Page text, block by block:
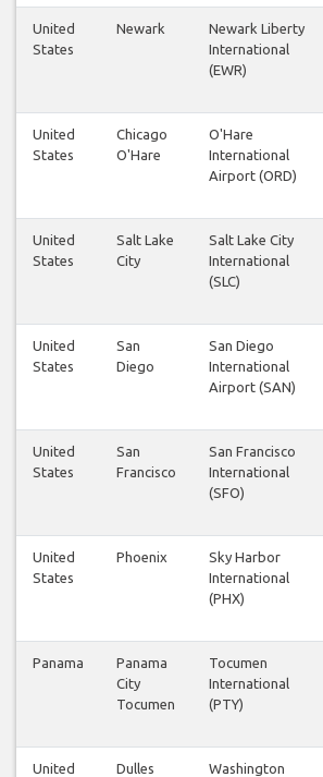
United
States
Newark
Newark Liberty
International
(EWR)
United
States
Chicago
O'Hare
O'Hare
International
Airport (ORD)
United
States
Salt Lake
City
Salt Lake City
International
(SLC)
United
States
San
Diego
San Diego
International
Airport (SAN)
United
States
San
Francisco
San Francisco
International
(SFO)
United
States
Phoenix
Sky Harbor
International
(PHX)
Panama
Panama
City
Tocumen
Tocumen
International
(PTY)
United
Dulles
Washington